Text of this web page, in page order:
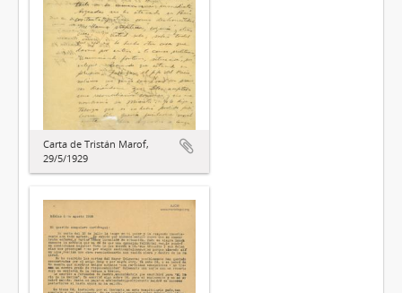
Carta de Tristán Marof,
29/5/1929